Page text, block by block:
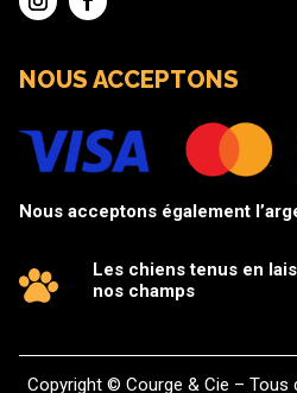
NOUS ACCEPTONS
Nous acceptons également
Les chiens tenus en
nos champs
Copyright © Courge & Cie – Tous